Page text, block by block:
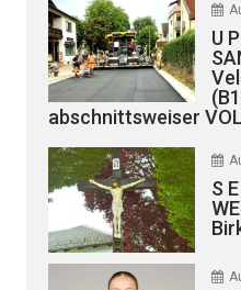
U
abschnittsweiser
S